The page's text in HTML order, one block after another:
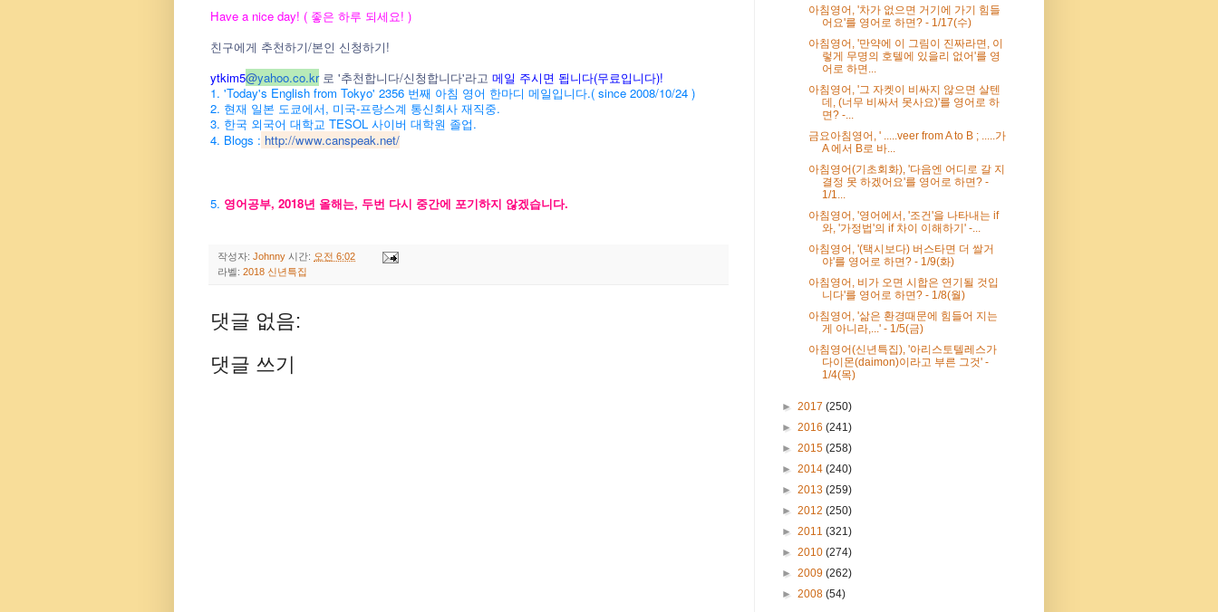
Have a nice day! ( 좋은 하루 되세요! )
친구에게 추천하기/본인 신청하기!
ytkim5@yahoo.co.kr 로 '추천합니다/신청합니다'라고 메일 주시면 됩니다(무료입니다)!
1. 'Today's English from Tokyo' 2356 번째 아침 영어 한마디 메일입니다.( since 2008/10/24 )
2. 현재 일본 도쿄에서, 미국-프랑스계 통신회사 재직중.
3. 한국 외국어 대학교 TESOL 사이버 대학원 졸업.
4. Blogs : http://www.canspeak.net/
5. 영어공부, 2018년 올해는, 두번 다시 중간에 포기하지 않겠습니다.
작성자: Johnny 시간: 오전 6:02
라벨: 2018 신년특집
댓글 없음:
댓글 쓰기
아침영어, '차가 없으면 거기에 가기 힘들
어요'를 영어로 하면? - 1/17(수)
아침영어, '만약에 이 그림이 진짜라면, 이
렇게 무명의 호텔에 있을리 없어'를 영
어로 하면...
아침영어, '그 자켓이 비싸지 않으면 살텐
데, (너무 비싸서 못사요)'를 영어로 하
면? -...
금요아침영어, ' .....veer from A to B ; .....가
A 에서 B로 바...
아침영어(기초회화), '다음엔 어디로 갈 지
결정 못 하겠어요'를 영어로 하면? -
1/1...
아침영어, '영어에서, '조건'을 나타내는 if
와, '가정법'의 if 차이 이해하기' -...
아침영어, '(택시보다) 버스타면 더 쌀거
야'를 영어로 하면? - 1/9(화)
아침영어, 비가 오면 시합은 연기될 것입
니다'를 영어로 하면? - 1/8(월)
아침영어, '삶은 환경때문에 힘들어 지는
게 아니라,...' - 1/5(금)
아침영어(신년특집), '아리스토텔레스가
다이몬(daimon)이라고 부른 그것' -
1/4(목)
► 2017 (250)
► 2016 (241)
► 2015 (258)
► 2014 (240)
► 2013 (259)
► 2012 (250)
► 2011 (321)
► 2010 (274)
► 2009 (262)
► 2008 (54)